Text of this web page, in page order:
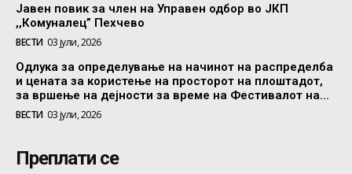
Јавен повик за член на Управен одбор во ЈКП
,,Комуналец” Пехчево
ВЕСТИ 03 јули, 2026
Одлука за определување на начинот на распределба
и цената за користење на просторот на плоштадот,
за вршење на дејности за време на Фестивалот на...
ВЕСТИ 03 јули, 2026
Преплати се